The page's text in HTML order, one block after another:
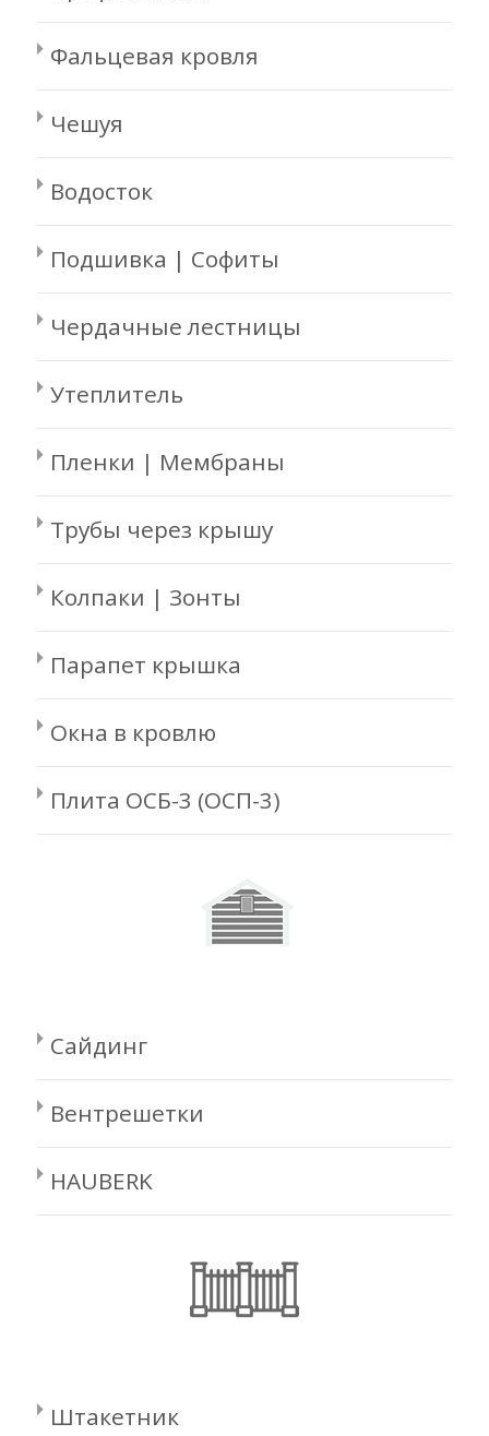
Фальцевая кровля
Чешуя
Водосток
Подшивка | Софиты
Чердачные лестницы
Утеплитель
Пленки | Мембраны
Трубы через крышу
Колпаки | Зонты
Парапет крышка
Окна в кровлю
Плита ОСБ-3 (ОСП-3)
Сайдинг
Вентрешетки
HAUBERK
Штакетник